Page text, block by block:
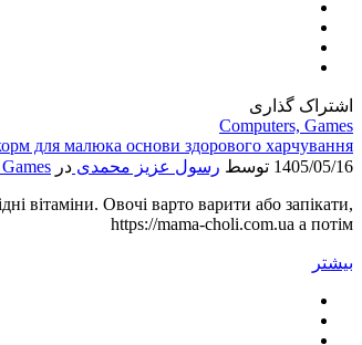
اشتراک گذاری
Computers, Games
для малюка основи здорового харчування
1405/05/16 توسط رسول عزیز محمدی در
вітаміни. Овочі варто варити або запікати,
https://mama-choli.com.ua а потім
بیشتر